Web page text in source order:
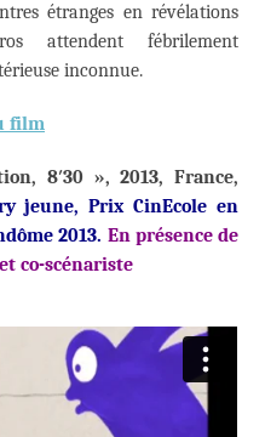
étranges en révélations
attendent fébrilement
inconnue.
film
8′30 », 2013, France,
jeune, Prix CinEcole en
2013. En présence de
co-scénariste